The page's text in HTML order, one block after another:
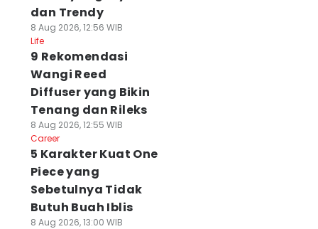
dan Trendy
8 Aug 2026, 12:56 WIB
Life
9 Rekomendasi
Wangi Reed
Diffuser yang Bikin
Tenang dan Rileks
8 Aug 2026, 12:55 WIB
Career
5 Karakter Kuat One
Piece yang
Sebetulnya Tidak
Butuh Buah Iblis
8 Aug 2026, 13:00 WIB